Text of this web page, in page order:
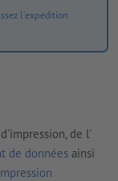
l'expédition
de l'
de données ainsi